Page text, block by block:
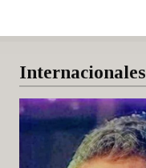
Internacionales